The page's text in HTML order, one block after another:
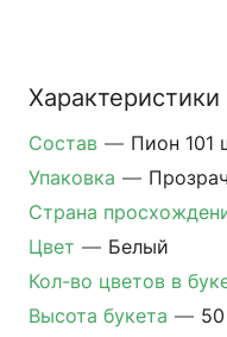
Характеристики
Состав — Пион 101
Упаковка —
Страна
Цвет — Белый
Кол-во цветов в
Высота букета —